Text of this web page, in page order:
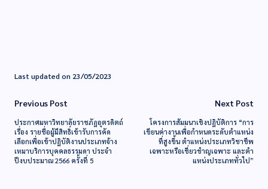
Last updated on 23/05/2023
Previous Post
ประกาศมหาวิทยาลัยราชภัฏอุตรดิตถ์
เรื่อง รายชื่อผู้มีสิทธิ์เข้ารับการคัด
เลือกเพื่อเข้าปฏิบัติงานประเภทจ้าง
เหมาบริการบุคคลธรรมดา ประจำ
ปีงบประมาณ 2566 ครั้งที่ 5
Next Post
โครงการสัมมนาเชิงปฏิบัติการ “การ
เขียนค่างานเพื่อกําหนดระดับตําแหน่ง
ที่สูงขึ้น ตําแหน่งประเภทวิชาชีพ
เฉพาะหรือเชี่ยวชําญเฉพาะ และตํา
แหน่งประเภททั่วไป”